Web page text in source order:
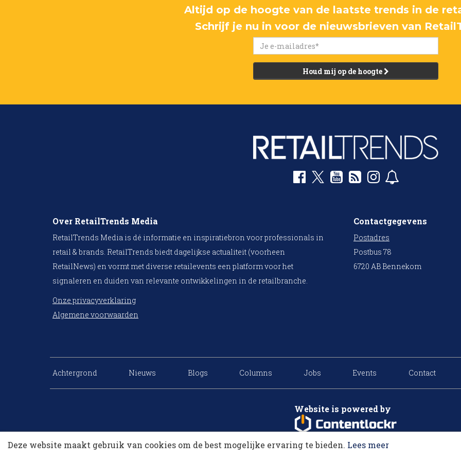
Altijd op de hoogte van de laatste trends in de
Schrijf je nu in voor de nieuwsbrieven van
Houd mij op de hoogte
Over RetailTrends Media
RetailTrends Media is dé informatie en inspiratiebron voor professionals in
retail & brands. RetailTrends biedt dagelijkse actualiteit (voorheen
RetailNews) en vormt met diverse retailevents een platform voor het
signaleren en duiden van relevante ontwikkelingen in de retailbranche.
Onze privacyverklaring
Algemene voorwaarden
Contactgegevens
Postadres
Postbus 78
6720 AB Bennekom
Achtergrond Nieuws Blogs Columns Jobs Events Contact
Website is powered by
Deze website maakt gebruik van cookies om de best mogelijke ervaring te bieden. Lees meer